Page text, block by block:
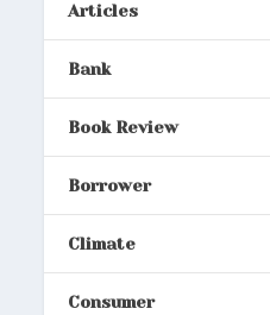
Articles
Bank
Book Review
Borrower
Climate
Consumer